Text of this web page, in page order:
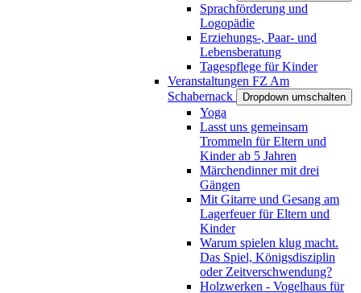
Sprachförderung und
Logopädie
Erziehungs-, Paar- und
Lebensberatung
Tagespflege für Kinder
Veranstaltungen FZ Am
Schabernack
Dropdown umschalten
Yoga
Lasst uns gemeinsam
Trommeln für Eltern und
Kinder ab 5 Jahren
Märchendinner mit drei
Gängen
Mit Gitarre und Gesang am
Lagerfeuer für Eltern und
Kinder
Warum spielen klug macht.
Das Spiel, Königsdisziplin
oder Zeitverschwendung?
Holzwerken - Vogelhaus für